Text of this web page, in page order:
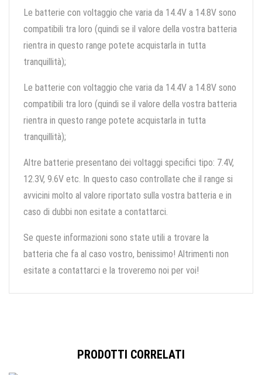
Le batterie con voltaggio che varia da 14.4V a 14.8V sono
compatibili tra loro (quindi se il valore della vostra batteria
rientra in questo range potete acquistarla in tutta
tranquillità);
Le batterie con voltaggio che varia da 14.4V a 14.8V sono
compatibili tra loro (quindi se il valore della vostra batteria
rientra in questo range potete acquistarla in tutta
tranquillità);
Altre batterie presentano dei voltaggi specifici tipo: 7.4V,
12.3V, 9.6V etc. In questo caso controllate che il range si
avvicini molto al valore riportato sulla vostra batteria e in
caso di dubbi non esitate a contattarci.
Se queste informazioni sono state utili a trovare la
batteria che fa al caso vostro, benissimo! Altrimenti non
esitate a contattarci e la troveremo noi per voi!
PRODOTTI CORRELATI